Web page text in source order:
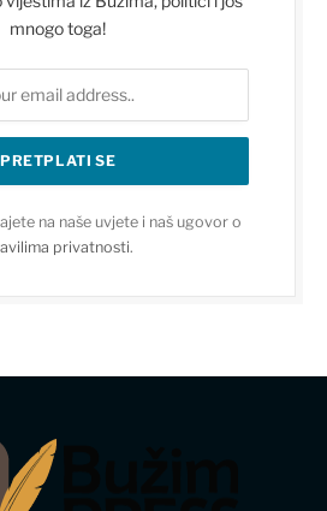
mnogo toga!
na naše uvjete i naš ugovor o
privatnosti.